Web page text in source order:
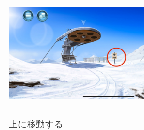
上に移動する